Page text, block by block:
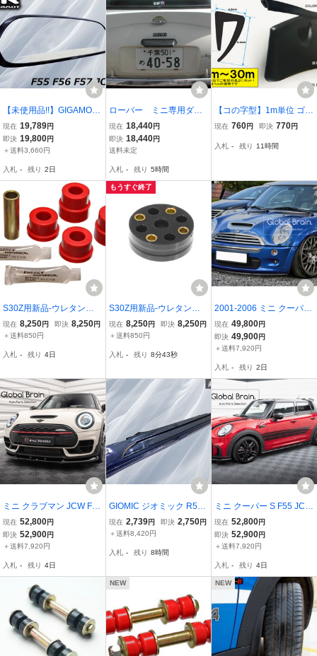
【未使用品!!】GIGAMOT
ギガモット F55 F56 F57
JCW ジョンクーパーワー
クス ドライカーボン製 フ
バー 棚17G
現在 19,789円
即決 19,800円
＋送料3,660円
入札 - 残り 2日
ローバー ミニ専用ダッ
クテール
現在 18,440円
即決 18,440円
送料未定
入札 - 残り 5時間
【コの字型】1m単位 ゴム
モール ブラック 両面テー
ーバーフェンダーに! mn
現在 760円 即決 770円
入札 - 残り 11時間
S30Z用新品-ウレタンブ
ッシュ-フロント*ロアア
ーム用 赤 240Z/S31Z
ン製 フェアレディZ/240
現在 8,250円 即決 8,250円
＋送料850円
入札 - 残り 4日
もうすぐ終了
S30Z用新品-ウレタンブ
ッシュ-ステアリングカプ
ラー 黒 PROTHANE
31Z/240Z
現在 8,250円 即決 8,250円
＋送料850円
入札 - 残り 8分42秒
2001-2006 ミニ クーパー
S R50 R52 R53 フロント
リップ スプリッター スポ
イラー/ エプロン バンパ
ト エアロ
現在 49,800円
即決 49,900円
＋送料7,920円
入札 - 残り 2日
ミニ クラブマン JCW F54
後期 フロント リップ ス
ポイラー V1/フロント ス
プリッター バンパー ディ
ップ
現在 52,800円
即決 52,900円
＋送料7,920円
入札 - 残り 4日
GIOMIC ジオミック R56
ミニ クーパーS JCW 3ド
ア カーボン製 サイドステ
メタ系 右 右側 即納 棚31
現在 2,739円 即決 2,750円
＋送料8,420円
入札 - 残り 8時間
ミニ クーパー S F55 JCW
後期 サイド スカート カ
バー スポイラー /サイド
スプリッター ディフュー
現在 52,800円
即決 52,900円
＋送料7,920円
入札 - 残り 4日
NEW NEW